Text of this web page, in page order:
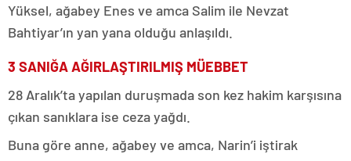
Yüksel, ağabey Enes ve amca Salim ile Nevzat
Bahtiyar’ın yan yana olduğu anlaşıldı.
3 SANIĞA AĞIRLAŞTIRILMIŞ MÜEBBET
28 Aralık’ta yapılan duruşmada son kez hakim karşısına
çıkan sanıklara ise ceza yağdı.
Buna göre anne, ağabey ve amca, Narin’i iştirak